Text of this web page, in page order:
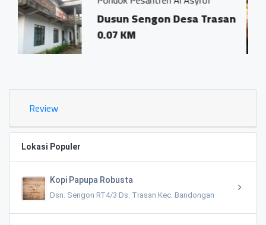
Dusun Sengon Desa Trasan
0.07 KM
Dsn.
0.03
Review
Lokasi Populer
Kopi Papupa Robusta
Dsn. Sengon RT4/3 Ds. Trasan Kec. Bandongan